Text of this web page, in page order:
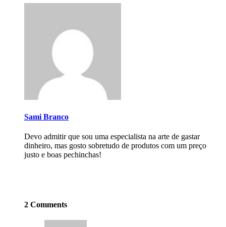
Sami Branco
Devo admitir que sou uma especialista na arte de gastar
dinheiro, mas gosto sobretudo de produtos com um preço
justo e boas pechinchas!
2 Comments